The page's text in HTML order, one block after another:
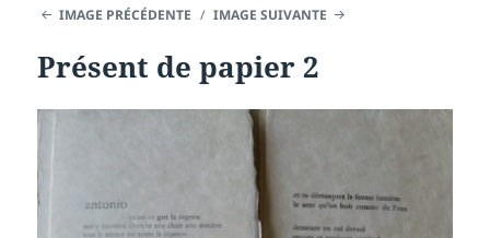
IMAGE PRÉCÉDENTE IMAGE SUIVANTE
Présent de papier 2